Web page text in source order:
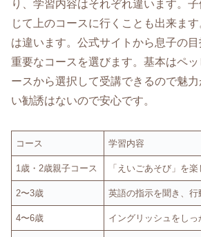
り、学習内容はそれぞれ違います。
じて上のコースに行くことも出来ま
は違います。公式サイトから息子の
重要なコースを選びます。基本はペ
ースから選択して受講できるので魅
い勧誘はないので安心です。
コース 学習内容
1歳・2歳親子コース 「えいごあそび」を楽
2〜3歳 英語の指示を聞き、行
4〜6歳 イングリッシュをしっ